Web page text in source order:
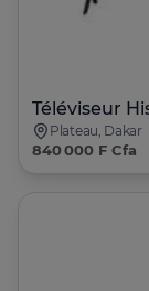
Plateau, Dakar
840 000 F Cfa